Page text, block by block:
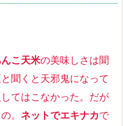
こ天米の美味しさは聞
聞くと天邪鬼になって
てはこなかった。だが
。 ネットでエキナカで